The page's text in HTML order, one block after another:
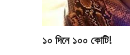
১০ দিনে ১০০ কোটি!